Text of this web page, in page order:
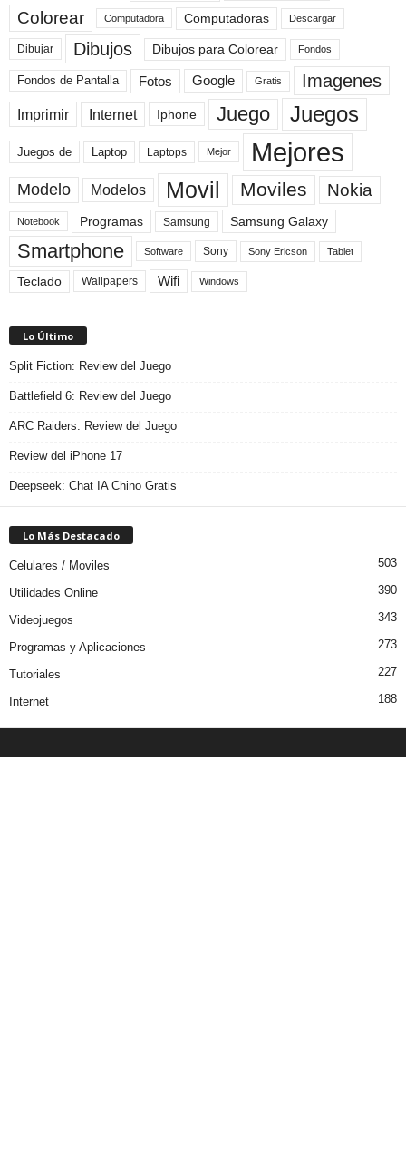
Colorear Computadora Computadoras Descargar
Dibujar Dibujos Dibujos para Colorear Fondos
Fondos de Pantalla Fotos Google Gratis Imagenes
Imprimir Internet Iphone Juego Juegos
Juegos de Laptop Laptops Mejor Mejores
Modelo Modelos Movil Moviles Nokia
Notebook Programas Samsung Samsung Galaxy
Smartphone Software Sony Sony Ericson Tablet
Teclado Wallpapers Wifi Windows
Lo Último
Split Fiction: Review del Juego
Battlefield 6: Review del Juego
ARC Raiders: Review del Juego
Review del iPhone 17
Deepseek: Chat IA Chino Gratis
Lo Más Destacado
Celulares / Moviles 503
Utilidades Online 390
Videojuegos 343
Programas y Aplicaciones 273
Tutoriales 227
Internet 188